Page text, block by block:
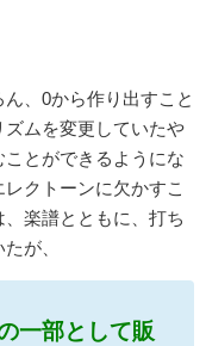
、0から作り出すこと
ムを変更していたや
とができるようにな
クトーンに欠かすこ
楽譜とともに、打ち
が、
一部として販